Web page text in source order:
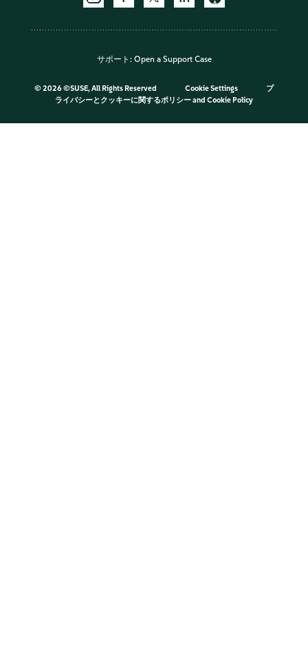
サポート: Open a Support Case
© 2026 ©SUSE, All Rights Reserved Cookie Settings
プ
ライバシーとクッキーに関するポリシーand Cookie Policy